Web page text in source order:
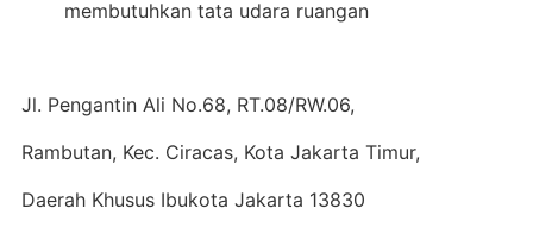
membutuhkan tata udara ruangan
Jl. Pengantin Ali No.68, RT.08/RW.06,
Rambutan, Kec. Ciracas, Kota Jakarta Timur,
Daerah Khusus Ibukota Jakarta 13830